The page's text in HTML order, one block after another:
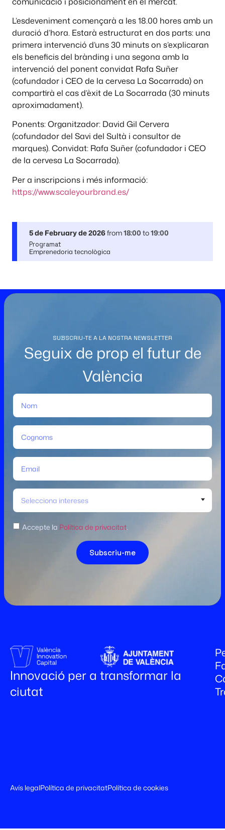
L’esdeveniment començarà a les 18.00 hores amb un
duració d’hora. Estarà estructurat en dos parts: una
primera intervenció d’uns 30 minuts on s’explicaran
els beneficis del brànding i una segona amb la
intervenció del ponent convidat Rafa Suñer
(cofundador i CEO de la cervesa La Socarrada) on
compartirà el cas d’èxit de La Socarrada (30 minuts
aproximadament).
Ponents: Organitzador: David Gil Cervera
(cofundador del Savi del Sultà i consultor de
marques). Convidat: Rafa Suñer (cofundador i CEO
de la cervesa La Socarrada).
Per a inscripcions i més informació:
https://www.scaleyourbrand.es/
5 de February de 2026from18:00 to19:00
Programat
Emprenedoria tecnològica
SUBSCRIU-TE A LA NOSTRA NEWSLETTER
Seguix de prop el futur de
València
Selecciona intereses
Accepte la Política de privacitat
Subscriu-me
Innovació per a transformar la
ciutat
Avís legalPolítica de privacitatPolítica de cookies